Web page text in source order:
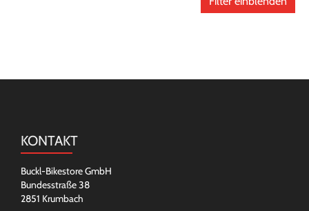
KONTAKT
Buckl-Bikestore GmbH
Bundesstraße 38
2851 Krumbach